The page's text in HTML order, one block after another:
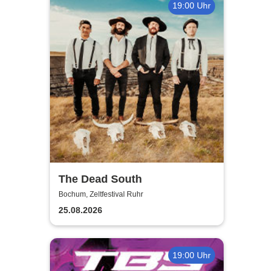
19:00 Uhr
The Dead South
Bochum, Zeltfestival Ruhr
25.08.2026
19:00 Uhr